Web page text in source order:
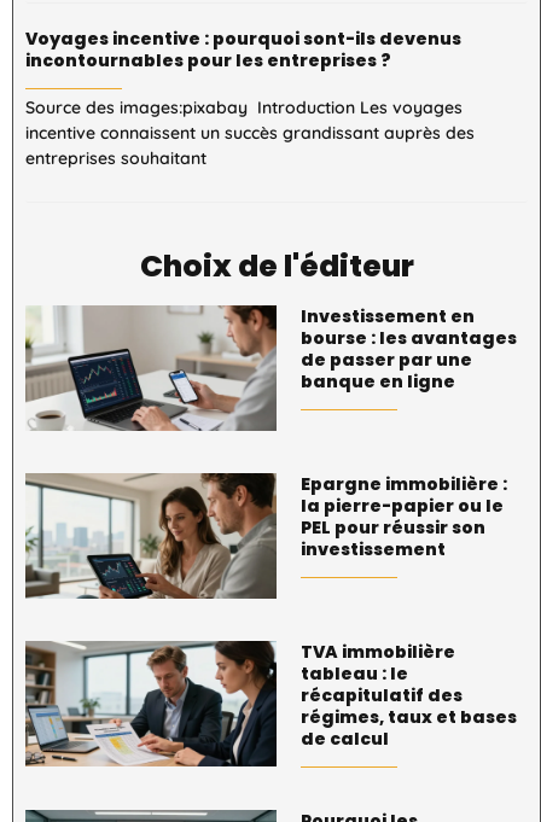
Voyages incentive : pourquoi sont-ils devenus
incontournables pour les entreprises ?
Source des images:pixabay Introduction Les voyages
incentive connaissent un succès grandissant auprès des
entreprises souhaitant
Choix de l'éditeur
Investissement en
bourse : les avantages
de passer par une
banque en ligne
Epargne immobilière :
la pierre-papier ou le
PEL pour réussir son
investissement
TVA immobilière
tableau : le
récapitulatif des
régimes, taux et bases
de calcul